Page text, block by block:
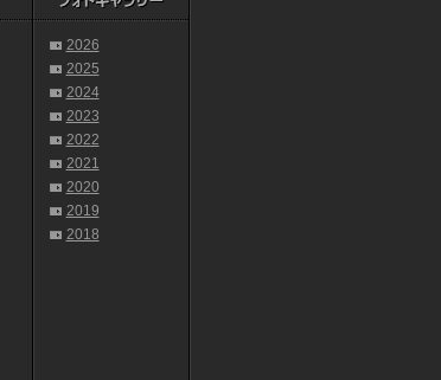
2026
2025
2024
2023
2022
2021
2020
2019
2018